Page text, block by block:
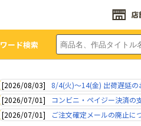
ード検索
[2026/08/03]
8/4(火)～14(金) 出荷遅延の
[2026/07/01]
コンビニ・ペイジー決済の
[2026/07/01]
ご注文確定メールの廃止に